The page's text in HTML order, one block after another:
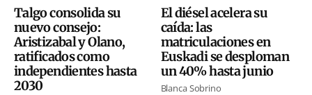
Talgo consolida su
nuevo consejo:
Aristizabal y Olano,
ratificados como
independientes hasta
2030
El diésel acelera su
caída: las
matriculaciones en
Euskadi se desploman
un 40% hasta junio
Blanca Sobrino